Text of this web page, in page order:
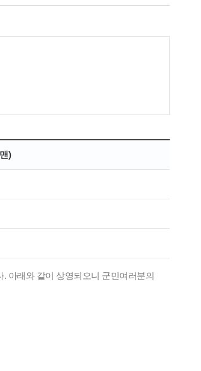
)
아래와 같이 상영되오니 군민여러분의